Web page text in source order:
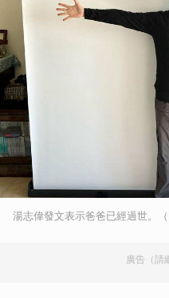
湯志偉發文表示爸爸已經過世。（
廣告（請